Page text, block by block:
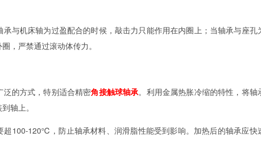
与机床轴为过盈配合的时候，敲击力只能作用在内圈上；当轴承与座孔
，严禁通过滚动体传力。
的方式，特别适合精密角接触球轴承。利用金属热胀冷缩的特性，将轴
轴上。
超100-120℃，防止轴承材料、润滑脂性能受到影响。加热后的轴承应快